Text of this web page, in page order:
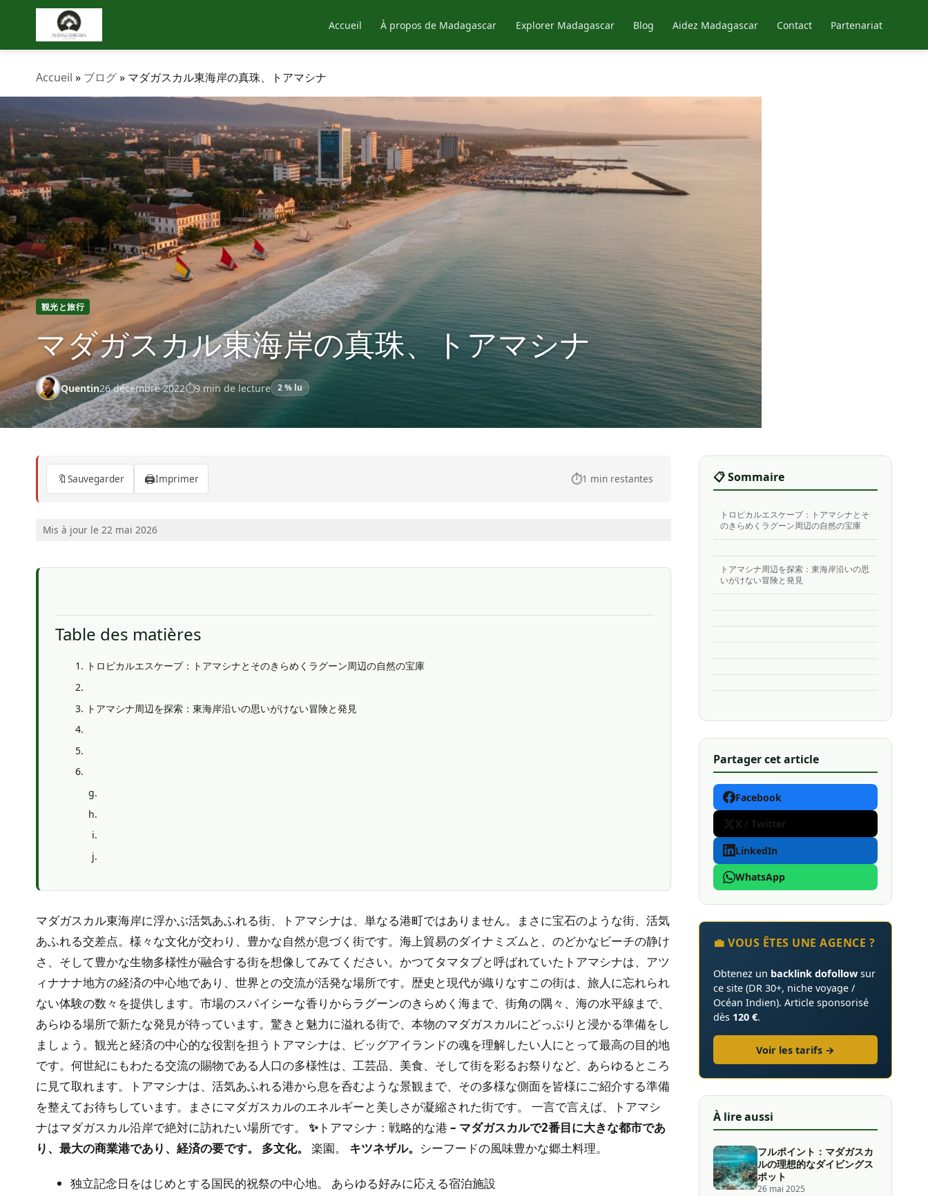
Accueil À propos de Madagascar Explorer Madagascar Blog Aidez Madagascar Contact Partenariat
Accueil » ブログ» マダガスカル東海岸の真珠、トアマシナ
観光と旅行
マダガスカル東海岸の真珠、トアマシナ
Quentin26 décembre 2022 9 min de lecture 2 % lu
🔖 Sauvegarder 🖨️Imprimer ⏱️1 min restantes
Mis à jour le 22 mai 2026
Table des matières
トロピカルエスケープ：トアマシナとそのきらめくラグーン周辺の自然の宝庫
トアマシナ周辺を探索：東海岸沿いの思いがけない冒険と発見
マダガスカル東海岸に浮かぶ活気あふれる街、トアマシナは、単なる港町ではありません。まさに宝石のような街、活気
あふれる交差点。様々な文化が交わり、豊かな自然が息づく街です。海上貿易のダイナミズムと、のどかなビーチの静け
さ、そして豊かな生物多様性が融合する街を想像してみてください。かつてタマタブと呼ばれていたトアマシナは、アツ
ィナナナ地方の経済の中心地であり、世界との交流が活発な場所です。歴史と現代が織りなすこの街は、旅人に忘れられ
ない体験の数々を提供します。市場のスパイシーな香りからラグーンのきらめく海まで、街角の隅々、海の水平線まで、
あらゆる場所で新たな発見が待っています。驚きと魅力に溢れる街で、本物のマダガスカルにどっぷりと浸かる準備をし
ましょう。観光と経済の中心的な役割を担うトアマシナは、ビッグアイランドの魂を理解したい人にとって最高の目的地
です。何世紀にもわたる交流の賜物である人口の多様性は、工芸品、美食、そして街を彩るお祭りなど、あらゆるところ
に見て取れます。トアマシナは、活気あふれる港から息を呑むような景観まで、その多様な側面を皆様にご紹介する準備
を整えてお待ちしています。まさにマダガスカルのエネルギーと美しさが凝縮された街です。 一言で言えば、トアマシ
ナはマダガスカル沿岸で絶対に訪れたい場所です。 ✨ トアマシナ：戦略的な港 – マダガスカルで2番目に大きな都市であ
り、最大の商業港であり、経済の要です。
多文化。 楽園。 キツネザル。 シーフードの風味豊かな郷土料理。
独立記念日をはじめとする国民的祝祭の中心地。 あらゆる好みに応える宿泊施設
📋 Sommaire
トロピカルエスケープ：トアマシナとそ
のきらめくラグーン周辺の自然の宝庫
トアマシナ周辺を探索：東海岸沿いの思
いがけない冒険と発見
Partager cet article
Facebook
X / Twitter
LinkedIn
WhatsApp
💼 VOUS ÊTES UNE AGENCE ?
Obtenez un backlink dofollow sur
ce site (DR 30+, niche voyage /
Océan Indien). Article sponsorisé
dès 120 €.
Voir les tarifs →
À lire aussi
フルポイント：マダガスカ
ルの理想的なダイビングス
ポット
26 mai 2025